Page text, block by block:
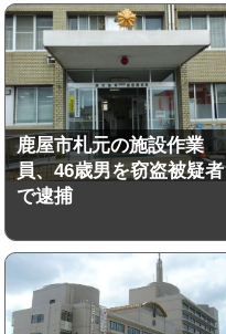
鹿屋市札元の施設作業
員、46歳男を窃盗被疑者
で逮捕